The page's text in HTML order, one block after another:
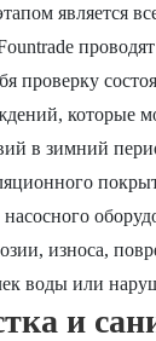
является
проверку
которые
в зимний
износа,
воды или
и